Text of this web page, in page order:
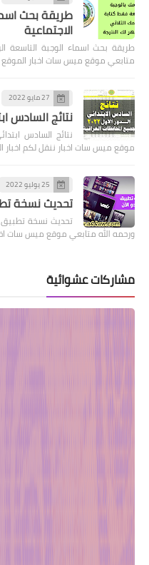
طريقة بحث
الاجتماعية
طريقة بحث اسماء الوجبة التاسعة
متابعي موقع ميس سات اخبار الموقع
27 مايو 2022
نتائج السادس
موقع ميس سات اخبار ننقل لكم اخبار
25 يوليو 2022
تحديث نسخة
ورحمه الله متابعي موقع ميس سات
مشاركات عشوائية